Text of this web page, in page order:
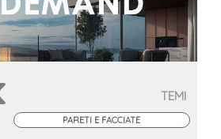
TEMI
PARETI E FACCIATE